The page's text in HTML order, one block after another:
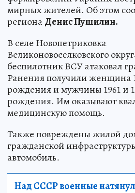
мирных жителей. Об этом
регионаДенис Пушилин.
В селе Новопетриковка
Великоновоселковского
беспилотник ВСУ атаковал
Ранения получили женщина
рождения и мужчины 1961 и
рождения. Им оказывают
медицинскую помощь.
Также повреждены жилой
гражданской
автомобиль.
Над СССР военные